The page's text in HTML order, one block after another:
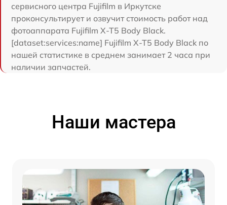
сервисного центра Fujifilm в Иркутске
проконсультирует и озвучит стоимость работ над
фотоаппарата Fujifilm X-T5 Body Black.
[dataset:services:name] Fujifilm X-T5 Body Black по
нашей статистике в среднем занимает 2 часа при
наличии запчастей.
Наши мастера